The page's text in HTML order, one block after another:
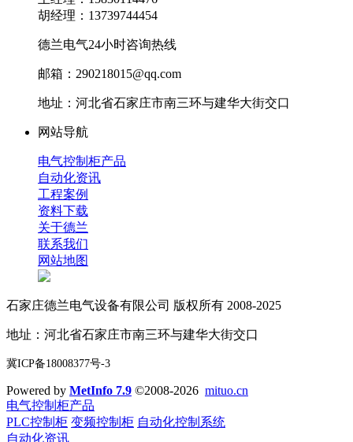
胡经理：13739744454
德兰电气24小时咨询热线
邮箱：290218015@qq.com
地址：河北省石家庄市南三环与建华大街交口
网站导航
电气控制柜产品
自动化资讯
工程案例
资料下载
关于德兰
联系我们
网站地图
石家庄德兰电气设备有限公司 版权所有 2008-2025
地址：河北省石家庄市南三环与建华大街交口
冀ICP备18008377号-3
Powered by MetInfo 7.9 ©2008-2026 mituo.cn
电气控制柜产品
PLC控制柜 变频控制柜 自动化控制系统
自动化资讯